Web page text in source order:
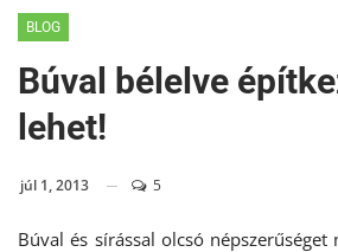
BLOG
Búval bélelve
lehet!
júl 1, 2013 5
Búval és sírással olcsó népszerűséget